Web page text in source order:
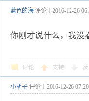
蓝色的海 评论于2016-12-26
你刚才说什么，我没
评论 支持
小胡子 评论于2016-12-26 07:20